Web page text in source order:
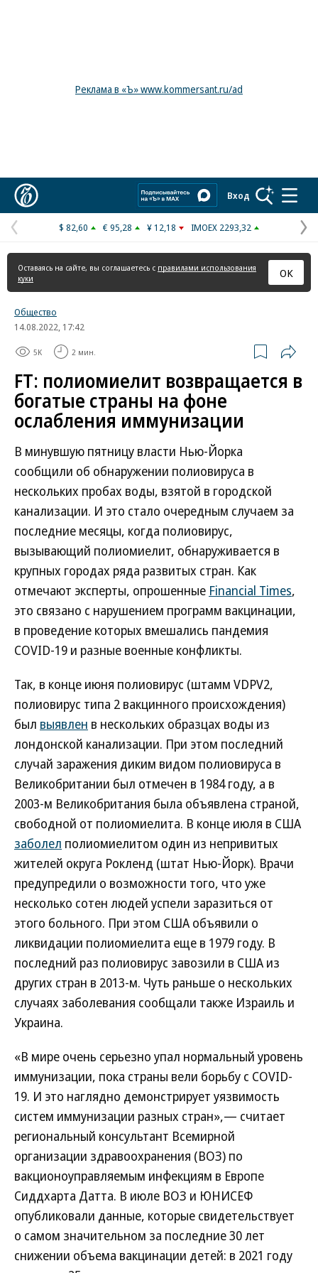
Реклама в «Ъ» www.kommersant.ru/ad
Вход
Предыдущая
страница
$ 82,60 € 95,28 ¥ 12,18 IMOEX 2293,32
Оставаясь на сайте, вы соглашаетесь с правилами использования
куки
ОК
Общество
14.08.2022, 17:42
5K 2 мин.
FT: полиомиелит возвращается в
богатые страны на фоне
ослабления иммунизации
В минувшую пятницу власти Нью-Йорка
сообщили об обнаружении полиовируса в
нескольких пробах воды, взятой в городской
канализации. И это стало очередным случаем за
последние месяцы, когда полиовирус,
вызывающий полиомиелит, обнаруживается в
крупных городах ряда развитых стран. Как
отмечают эксперты, опрошенные Financial Times,
это связано с нарушением программ вакцинации,
в проведение которых вмешались пандемия
COVID-19 и разные военные конфликты.
Так, в конце июня полиовирус (штамм VDPV2,
полиовирус типа 2 вакцинного происхождения)
был выявлен в нескольких образцах воды из
лондонской канализации. При этом последний
случай заражения диким видом полиовируса в
Великобритании был отмечен в 1984 году, а в
2003-м Великобритания была объявлена страной,
свободной от полиомиелита. В конце июля в США
заболел полиомиелитом один из непривитых
жителей округа Рокленд (штат Нью-Йорк). Врачи
предупредили о возможности того, что уже
несколько сотен людей успели заразиться от
этого больного. При этом США объявили о
ликвидации полиомиелита еще в 1979 году. В
последний раз полиовирус завозили в США из
других стран в 2013-м. Чуть раньше о нескольких
случаях заболевания сообщали также Израиль и
Украина.
«В мире очень серьезно упал нормальный уровень
иммунизации, пока страны вели борьбу с COVID-
19. И это наглядно демонстрирует уязвимость
систем иммунизации разных стран»,— считает
региональный консультант Всемирной
организации здравоохранения (ВОЗ) по
вакционоуправляемым инфекциям в Европе
Сиддхарта Датта. В июле ВОЗ и ЮНИСЕФ
опубликовали данные, которые свидетельствует
о самом значительном за последние 30 лет
снижении объема вакцинации детей: в 2021 году